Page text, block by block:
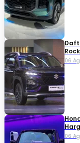
06
06